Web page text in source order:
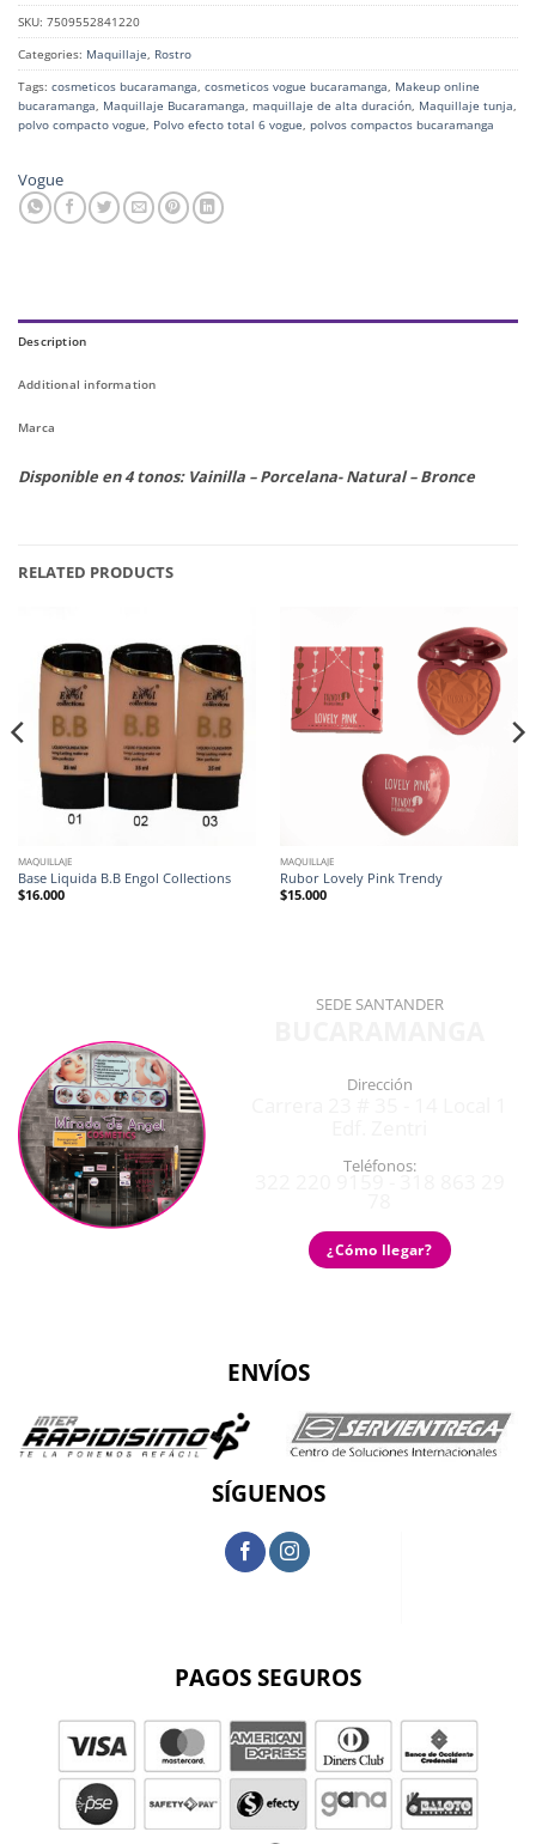
SKU: 7509552841220
Categories: Maquillaje Rostro
Tags: cosmeticos bucaramanga cosmeticos vogue bucaramanga Makeup online
bucaramanga Maquillaje Bucaramanga maquillaje de alta duración Maquillaje tunja
polvo compacto vogue Polvo efecto total 6 vogue polvos compactos bucaramanga
Vogue
Description
Additional information
Marca
Disponible en 4 tonos: Vainilla – Porcelana- Natural – Bronce
RELATED PRODUCTS
MAQUILLAJE
Base Liquida B.B Engol Collections
$16.000
MAQUILLAJE
Rubor Lovely Pink Trendy
$15.000
SEDE SANTANDER
Dirección
Teléfonos:
¿Cómo llegar?
ENVÍOS
SÍGUENOS
PAGOS SEGUROS